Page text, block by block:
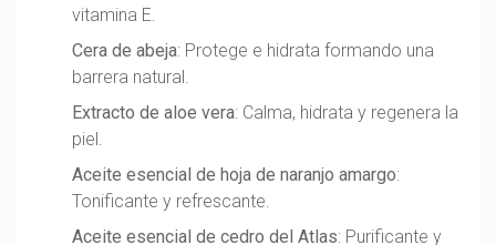
vitamina E.
Cera de abeja: Protege e hidrata formando una
barrera natural.
Extracto de aloe vera: Calma, hidrata y regenera la
piel.
Aceite esencial de hoja de naranjo amargo:
Tonificante y refrescante.
Aceite esencial de cedro del Atlas: Purificante y